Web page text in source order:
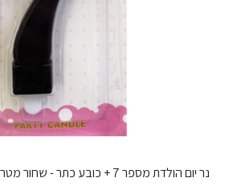
נר יום הולדת מספר 7 + כובע כתר - שחור מטר , עיצוב שולחן יום הולדת